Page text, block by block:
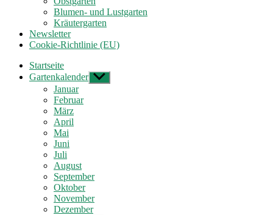
Blumen- und Lustgarten
Kräutergarten
Newsletter
Cookie-Richtlinie (EU)
Startseite
Gartenkalender Untermenü
anzeigen
Januar
Februar
März
April
Mai
Juni
Juli
August
September
Oktober
November
Dezember